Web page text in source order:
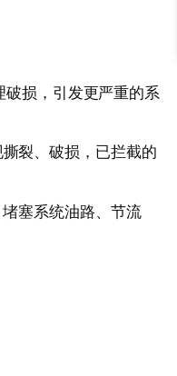
破损，引发更严重的系
裂、破损，已拦截的
塞系统油路、节流